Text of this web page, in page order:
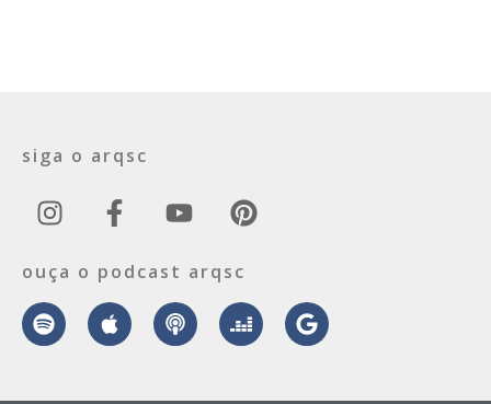
siga o arqsc
ouça o podcast arqsc